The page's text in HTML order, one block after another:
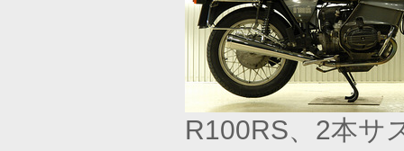
R100RS、2本サ